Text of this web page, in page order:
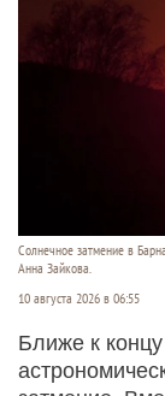
Солнечное затмение в
Анна Зайкова.
10 августа 2026 в 06:55
Ближе к